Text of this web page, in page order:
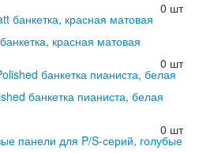
0 шт
красная матовая
0 шт
банкетка пианиста, белая
0 шт